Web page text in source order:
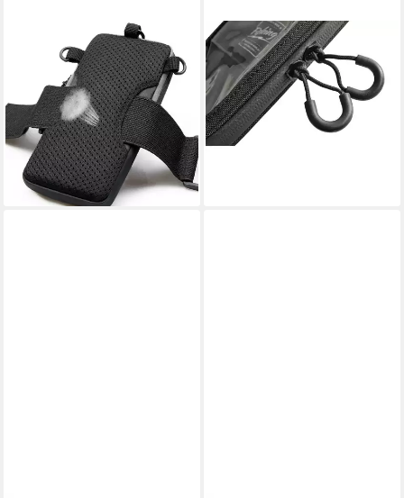
Handytasche WSDB-B,
Wasserdichte Armband
Handytasche 86 g leicht,
verstellbar
9,95 € UVP14,95 €
-33%
lieferbar - in 4-5 Werktagen bei dir
HEARTY RISE
Handytasche Hearty Rise
Touch Screen Handytasche
Portemonnaie Wasserfest
22,42 €
lieferbar - in 4-5 Werktagen bei dir